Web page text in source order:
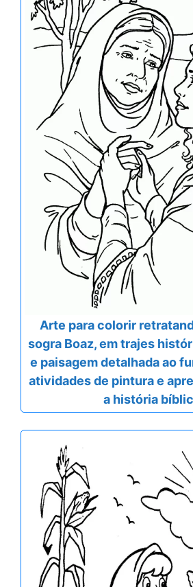
Arte para colorir
sogra Boaz, em trajes
e paisagem detalhada ao
atividades de pintura e
a história